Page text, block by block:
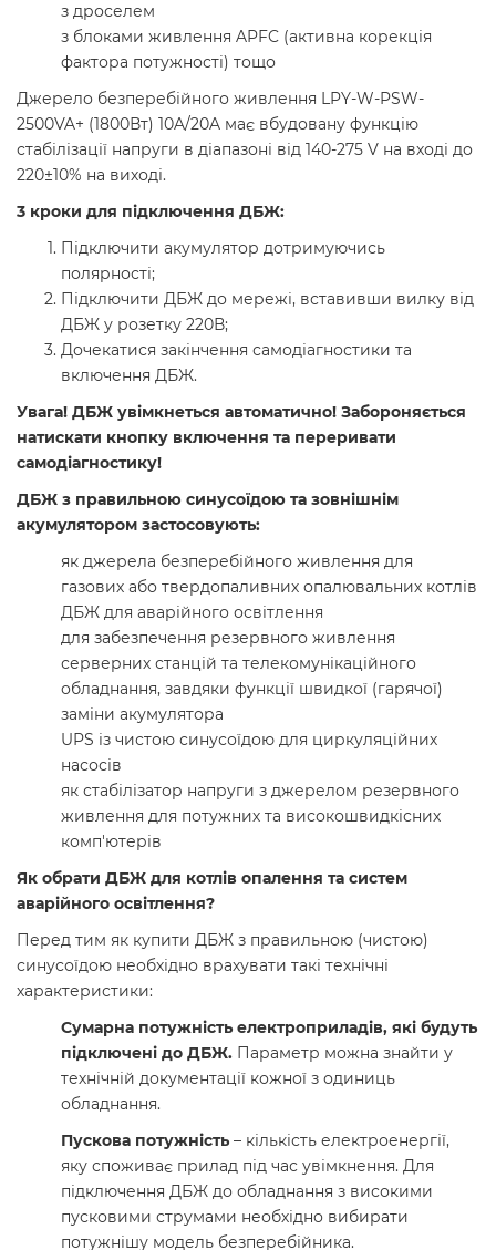
з дроселем
з блоками живлення APFC (активна корекція
фактора потужності) тощо
Джерело безперебійного живлення LPY-W-PSW-
2500VA+ (1800Вт) 10A/20A має вбудовану функцію
стабілізації напруги в діапазоні від 140-275 V на вході до
220±10% на виході.
3 кроки для підключення ДБЖ:
Підключити акумулятор дотримуючись
полярності;
Підключити ДБЖ до мережі, вставивши вилку від
ДБЖ у розетку 220В;
Дочекатися закінчення самодіагностики та
включення ДБЖ.
Увага! ДБЖ увімкнеться автоматично! Забороняється
натискати кнопку включення та переривати
самодіагностику!
ДБЖ з правильною синусоїдою та зовнішнім
акумулятором застосовують:
як джерела безперебійного живлення для
газових або твердопаливних опалювальних котлів
ДБЖ для аварійного освітлення
для забезпечення резервного живлення
серверних станцій та телекомунікаційного
обладнання, завдяки функції швидкої (гарячої)
заміни акумулятора
UPS із чистою синусоїдою для циркуляційних
насосів
як стабілізатор напруги з джерелом резервного
живлення для потужних та високошвидкісних
комп'ютерів
Як обрати ДБЖ для котлів опалення та систем
аварійного освітлення?
Перед тим як купити ДБЖ з правильною (чистою)
синусоїдою необхідно врахувати такі технічні
характеристики:
Сумарна потужність електроприладів, які будуть
підключені до ДБЖ. Параметр можна знайти у
технічній документації кожної з одиниць
обладнання.
Пускова потужність – кількість електроенергії,
яку споживає прилад під час увімкнення. Для
підключення ДБЖ до обладнання з високими
пусковими струмами необхідно вибирати
потужнішу модель безперебійника.